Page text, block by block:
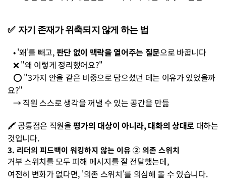
✅  자기 존재가 위축되지 않게 하는 법
   • '왜'를 빼고,
판단 없이 맥락을 열어주는 질문으로 바꿉니다
   ❌ "왜 이렇게 정리했어요?"
요?"
   → 직원 스스로 생각을 꺼낼 수 있는 공간을 만듦
🖍️ 공통점은 직원을 평가의 대상이 아니라, 대화의 상대로 대하는
것입니다.
3. 리더의 피드백이 워킹하지 않는 이유 ② 의존 스위치
거부 스위치를 모두 피해 메시지를 잘 전달했는데,
여전히 변화가 없다면, '의존 스위치'를 의심해 볼 수 있습니다.